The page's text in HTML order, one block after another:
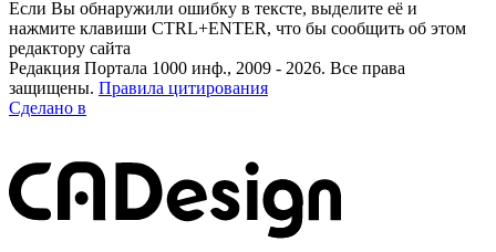
Если Вы обнаружили ошибку в тексте, выделите её и
нажмите клавиши CTRL+ENTER, что бы сообщить об этом
редактору сайта
Редакция Портала 1000 инф., 2009 - 2026. Все права
защищены. Правила цитирования
Сделано в